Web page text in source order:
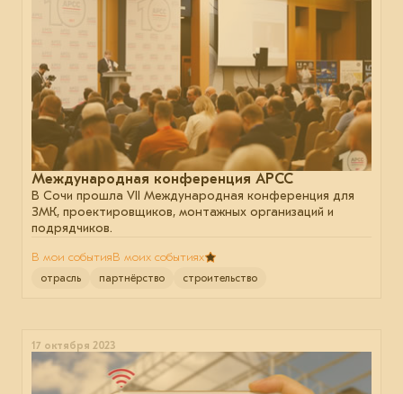
Международная конференция АРСС
В Сочи прошла VII Международная конференция для
ЗМК, проектировщиков, монтажных организаций и
подрядчиков.
В мои событияВ моих событиях
отрасль партнёрство строительство
17 октября 2023